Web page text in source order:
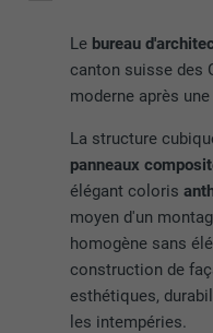
Le bureau
canton suisse des
moderne après une
La structure
panneaux
élégant coloris
moyen d'un
homogène sans
construction de
esthétiques,
les intempéries.